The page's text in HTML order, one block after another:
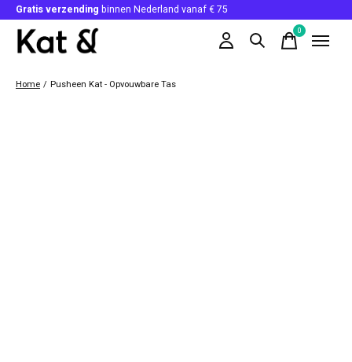
Gratis verzending binnen Nederland vanaf € 75
0items
Home / Pusheen Kat - Opvouwbare Tas